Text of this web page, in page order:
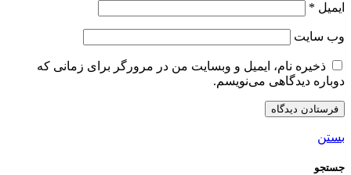
ایمیل *
وب‌ سایت
ذخیره نام، ایمیل و وبسایت من در مرورگر برای زمانی که
دوباره دیدگاهی می‌نویسم.
بستن
جستجو